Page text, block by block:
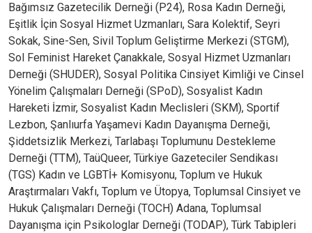
Bağımsız Gazetecilik Derneği (P24), Rosa Kadın Derneği,
Eşitlik İçin Sosyal Hizmet Uzmanları, Sara Kolektif, Seyri
Sokak, Sine-Sen, Sivil Toplum Geliştirme Merkezi (STGM),
Sol Feminist Hareket Çanakkale, Sosyal Hizmet Uzmanları
Derneği (SHUDER), Sosyal Politika Cinsiyet Kimliği ve Cinsel
Yönelim Çalışmaları Derneği (SPoD), Sosyalist Kadın
Hareketi İzmir, Sosyalist Kadın Meclisleri (SKM), Sportif
Lezbon, Şanlıurfa Yaşamevi Kadın Dayanışma Derneği,
Şiddetsizlik Merkezi, Tarlabaşı Toplumunu Destekleme
Derneği (TTM), TaüQueer, Türkiye Gazeteciler Sendikası
(TGS) Kadın ve LGBTİ+ Komisyonu, Toplum ve Hukuk
Araştırmaları Vakfı, Toplum ve Ütopya, Toplumsal Cinsiyet ve
Hukuk Çalışmaları Derneği (TOCH) Adana, Toplumsal
Dayanışma için Psikologlar Derneği (TODAP), Türk Tabipleri